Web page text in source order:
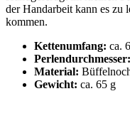
der Handarbeit kann es
kommen.
Kettenumfang: ca.
Perlendurchmesser:
Material:
Gewicht: ca. 65 g